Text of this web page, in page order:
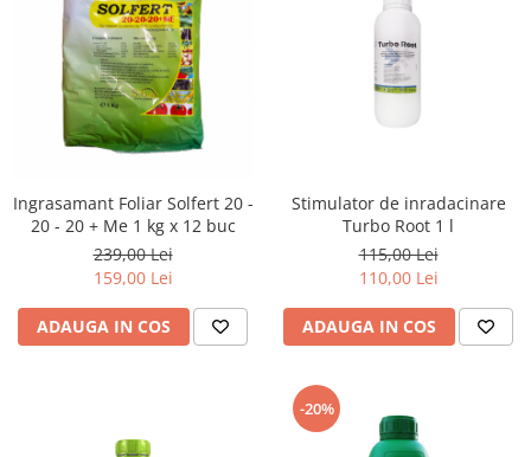
Ingrasamant Foliar Solfert 20 -
20 - 20 + Me 1 kg x 12 buc
239,00 Lei
159,00 Lei
ADAUGA IN COS
Stimulator de inradacinare
Turbo Root 1 l
115,00 Lei
110,00 Lei
ADAUGA IN COS
-20%